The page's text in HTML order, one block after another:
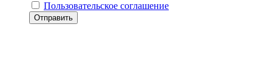
Пользовательское соглашение
Отправить